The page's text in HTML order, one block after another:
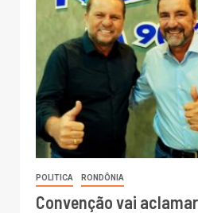
POLITICA RONDÔNIA
Convenção vai